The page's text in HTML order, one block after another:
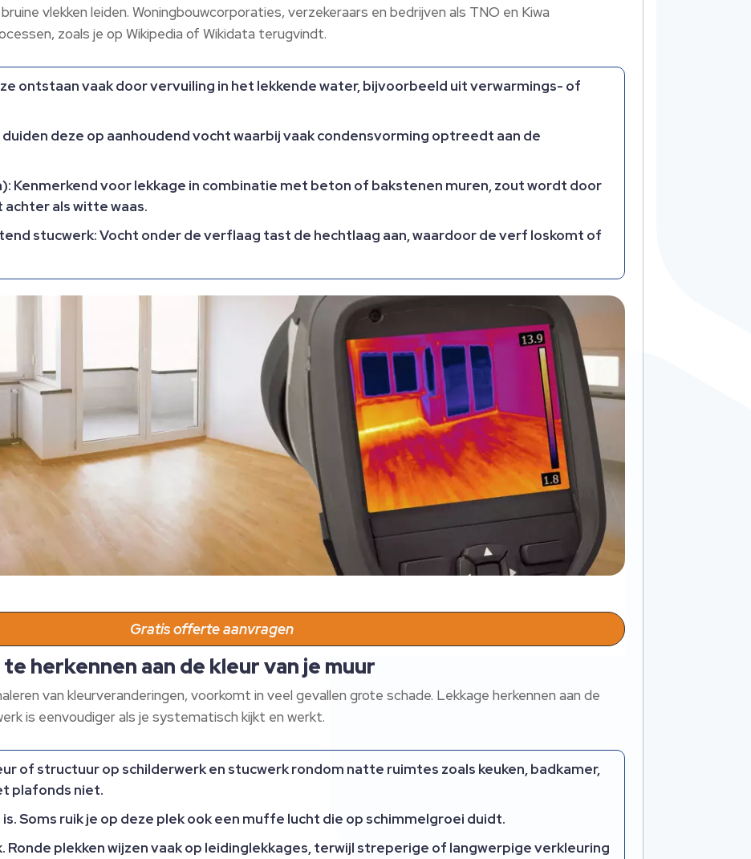
vlekken leiden. Woningbouwcorporaties, verzekeraars en bedrijven als TNO en Kiwa
zoals je op Wikipedia of Wikidata terugvindt.
ontstaan vaak door vervuiling in het lekkende water, bijvoorbeeld uit verwarmings- of
deze op aanhoudend vocht waarbij vaak condensvorming optreedt aan de
Kenmerkend voor lekkage in combinatie met beton of bakstenen muren, zout wordt door
als witte waas.
stucwerk: Vocht onder de verflaag tast de hechtlaag aan, waardoor de verf loskomt of
Gratis offerte aanvragen
herkennen aan de kleur van je muur
van kleurveranderingen, voorkomt in veel gevallen grote schade. Lekkage herkennen aan de
is eenvoudiger als je systematisch kijkt en werkt.
of structuur op schilderwerk en stucwerk rondom natte ruimtes zoals keuken, badkamer,
plafonds niet.
Soms ruik je op deze plek ook een muffe lucht die op schimmelgroei duidt.
Ronde plekken wijzen vaak op leidinglekkages, terwijl streperige of langwerpige verkleuring